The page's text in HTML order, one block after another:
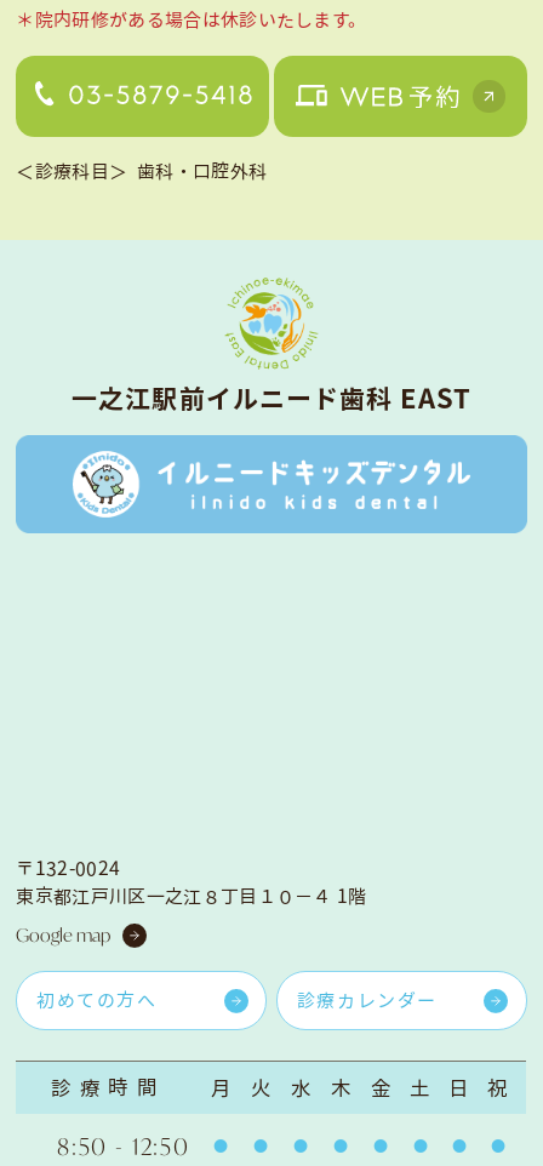
＊院内研修がある場合は休診いたします。
＜診療科目＞ 歯科・口腔外科
⼀之江駅前イルニード⻭科 EAST
〒132-0024
東京都江戸川区一之江８丁目１０−４ 1階
Google map
初めての方へ 診療カレンダー
診療時間 月 火 水 木 金 土 日 祝
8:50 - 12:50